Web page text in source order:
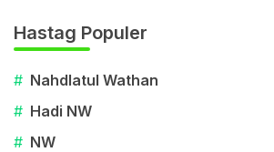
Hastag Populer
# Nahdlatul Wathan
# Hadi NW
# NW